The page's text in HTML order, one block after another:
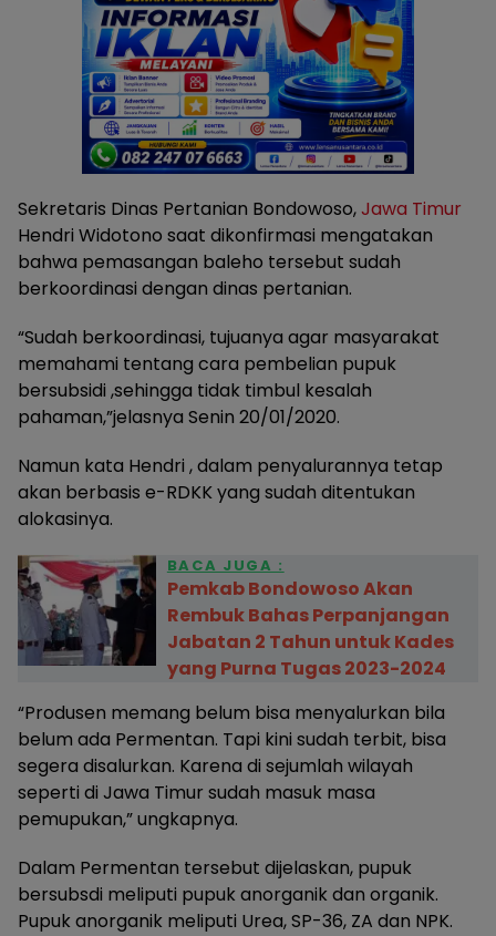
Sekretaris Dinas Pertanian Bondowoso,Jawa Timur
Hendri Widotono saat dikonfirmasi mengatakan
bahwa pemasangan baleho tersebut sudah
berkoordinasi dengan dinas pertanian.
“Sudah berkoordinasi, tujuanya agar masyarakat
memahami tentang cara pembelian pupuk
bersubsidi ,sehingga tidak timbul kesalah
pahaman,”jelasnya Senin 20/01/2020.
Namun kata Hendri , dalam penyalurannya tetap
akan berbasis e-RDKK yang sudah ditentukan
alokasinya.
BACA JUGA :
Pemkab Bondowoso Akan
Rembuk Bahas Perpanjangan
Jabatan 2 Tahun untuk Kades
yang Purna Tugas 2023-2024
“Produsen memang belum bisa menyalurkan bila
belum ada Permentan. Tapi kini sudah terbit, bisa
segera disalurkan. Karena di sejumlah wilayah
seperti di Jawa Timur sudah masuk masa
pemupukan,” ungkapnya.
Dalam Permentan tersebut dijelaskan, pupuk
bersubsdi meliputi pupuk anorganik dan organik.
Pupuk anorganik meliputi Urea, SP-36, ZA dan NPK.